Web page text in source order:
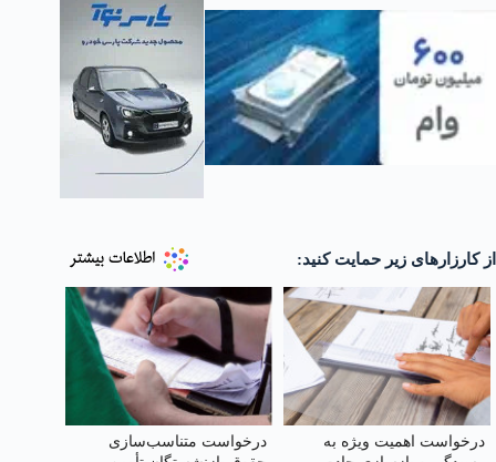
از کارزارهای زیر حمایت کنید:
درخواست اهمیت ویژه به
درخواست متناسب‌سازی